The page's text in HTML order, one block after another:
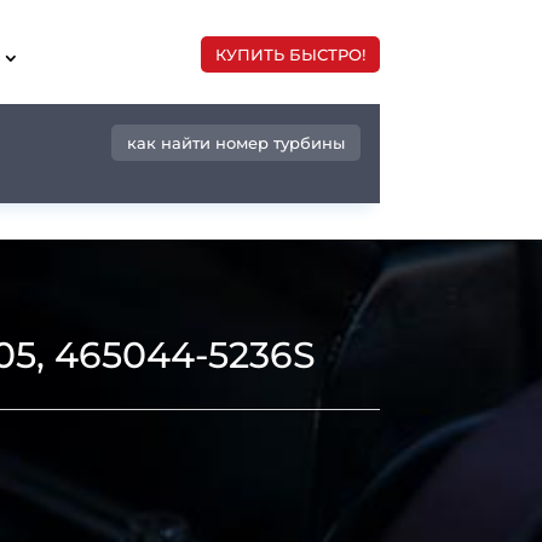
КУПИТЬ БЫСТРО!
как найти номер турбины
465044-5236S